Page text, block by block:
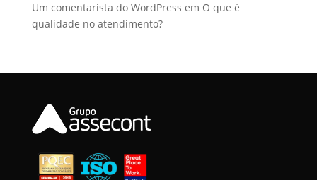
Um comentarista do WordPress em O que é
qualidade no atendimento?